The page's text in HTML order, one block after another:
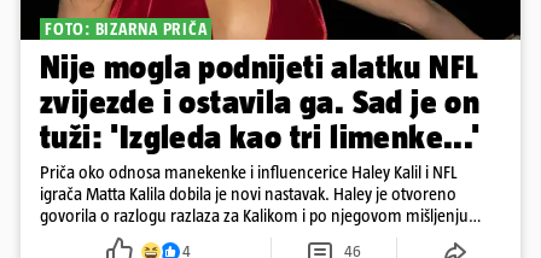
FOTO: BIZARNA PRIČA
Nije mogla podnijeti alatku NFL
zvijezde i ostavila ga. Sad je on
tuži: 'Izgleda kao tri limenke...'
Priča oko odnosa manekenke i influencerice Haley Kalil i NFL
igrača Matta Kalila dobila je novi nastavak. Haley je otvoreno
govorila o razlogu razlaza za Kalikom i po njegovom mišljenju
prešla granicu dobrog ukusa
4 46